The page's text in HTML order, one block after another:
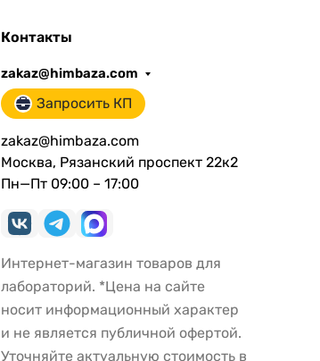
Контакты
zakaz@himbaza.com
Запросить КП
zakaz@himbaza.com
Москва, Рязанский проспект 22к2
Пн—Пт 09:00 – 17:00
Интернет-магазин товаров для
лабораторий. *Цена на сайте
носит информационный характер
и не является публичной офертой.
Уточняйте актуальную стоимость в